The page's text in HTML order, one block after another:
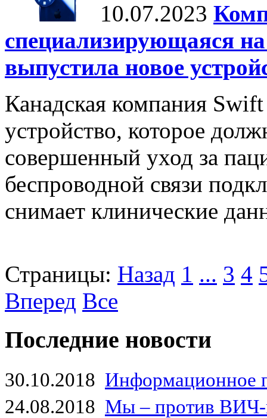
10.07.2023
специализирующаяся
выпустила новое
Канадская компания
устройство, которое
совершенный уход за
беспроводной связи
снимает клинические
Страницы: Назад 1 ... 3 4
Вперед Все
Последние новости
30.10.2018 Информационное
24.08.2018 Мы – против